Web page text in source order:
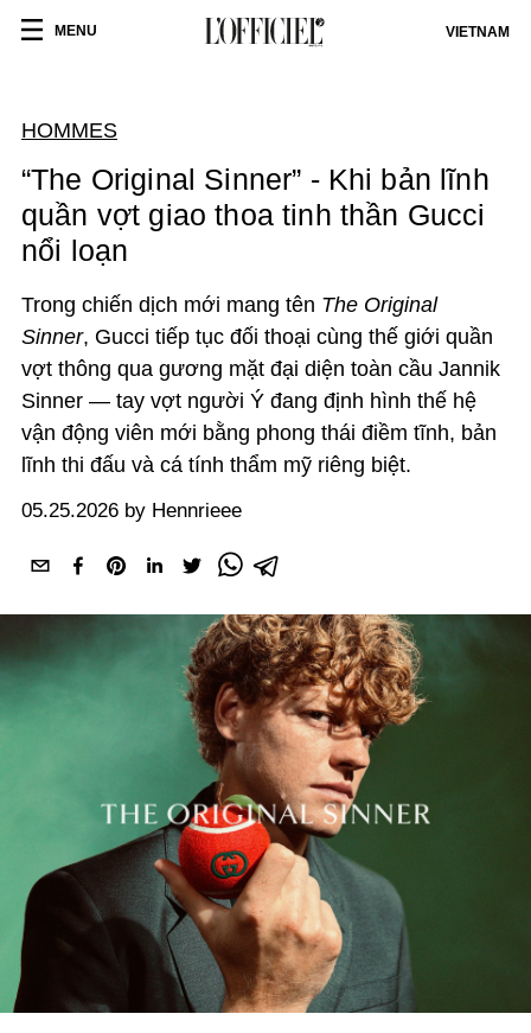
MENU VIETNAM
HOMMES
“The Original Sinner” - Khi bản lĩnh
quần vợt giao thoa tinh thần Gucci
nổi loạn
Trong chiến dịch mới mang tên The Original
Sinner, Gucci tiếp tục đối thoại cùng thế giới quần
vợt thông qua gương mặt đại diện toàn cầu Jannik
Sinner — tay vợt người Ý đang định hình thế hệ
vận động viên mới bằng phong thái điềm tĩnh, bản
lĩnh thi đấu và cá tính thẩm mỹ riêng biệt.
05.25.2026 by Hennrieee